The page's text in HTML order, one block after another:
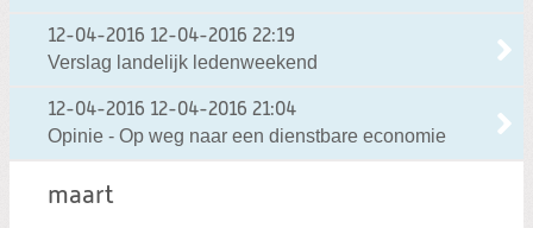
12-04-2016 12-04-2016 22:19
Verslag landelijk ledenweekend
12-04-2016 12-04-2016 21:04
Opinie - Op weg naar een dienstbare economie
maart